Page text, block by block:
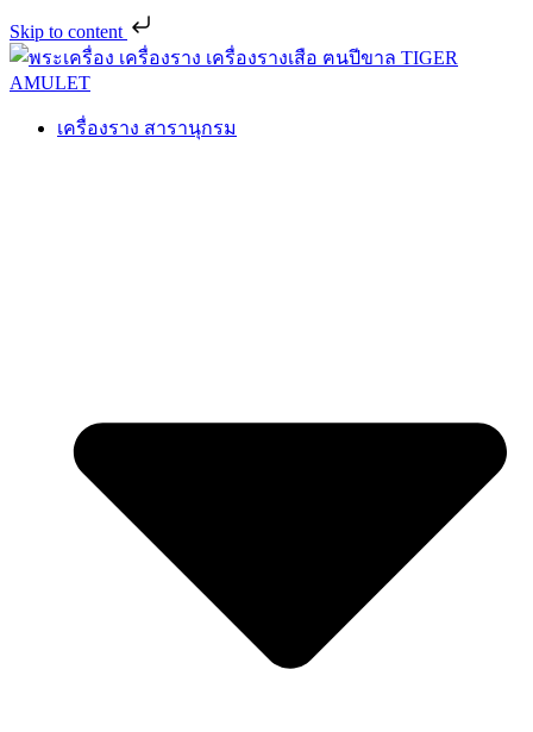
Skip to content
เครื่องราง สารานุกรม